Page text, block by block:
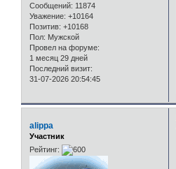
Сообщений: 11874
Уважение: +10164
Позитив: +10168
Пол: Мужской
Провел на форуме:
1 месяц 29 дней
Последний визит:
31-07-2026 20:54:45
alippa
Участник
Рейтинг: